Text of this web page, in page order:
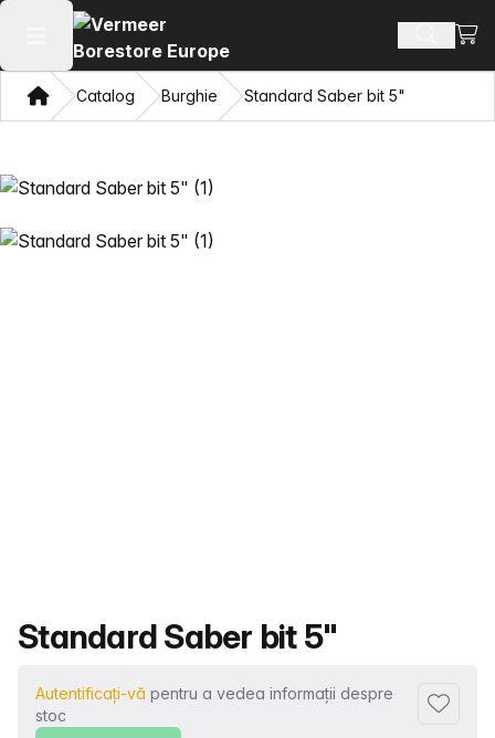
Deschide meniul principal Căutați
Domiciliu
Catalog Burghie Standard Saber bit 5"
Nume produs
Standard Saber bit 5"
Autentificați-vă pentru a vedea informații despre
stoc